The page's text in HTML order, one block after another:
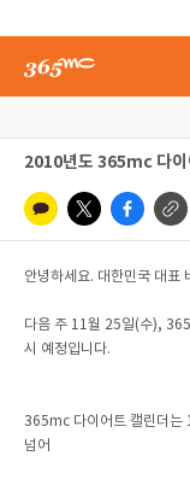
2010년도 365mc 다이
안녕하세요. 대한민국 대표
다음 주 11월 25일(수),
시 예정입니다.
365mc 다이어트 캘린더는
넘어